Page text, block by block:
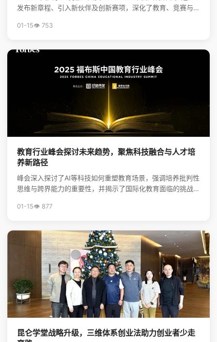
发布新章程、引入新伙伴及创新赛项，深化了教育、竞赛与产
01-15👁️ 753
教育行业峰会探讨未来趋势，聚焦科技融合与人才培
养新路径
峰会深入探讨了AI等科技如何重塑教育场景，强调培养批判性
思维与跨界能力的重要性，并揭示了国际化教育面临的挑战与
01-15👁️ 877
昆仑学堂战略升级，三维体系创业法助力创业者少走